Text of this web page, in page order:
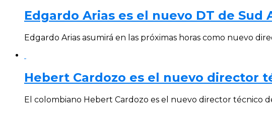
Edgardo Arias es el nuevo DT de
Edgardo Arias asumirá en las próximas horas como nuevo
Hebert Cardozo es el nuevo director
El colombiano Hebert Cardozo es el nuevo director técnico de